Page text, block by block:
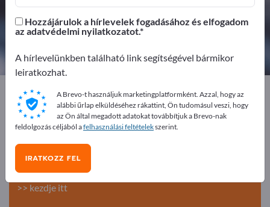
Forgalmazó
Exportpages
Vegyipar és gyógyszergyártás
Szervetlen vegyszerek
Szervetlen vegyszerek
Hirdessen ingyen az Exportpages-
en!
Keresés – Ajánlatok – Használt áruk – Üzleti kapcsolatok
>> kezdje itt
Hozzájárulok a hírlevelek fogadásához és elfogadom
az adatvédelmi nyilatkozatot.
A hírlevelünkben található link segítségével bármikor
leiratkozhat.
A Brevo-t használjuk marketingplatformként. Azzal, hogy az
alábbi űrlap elküldéséhez rákattint, Ön tudomásul veszi, hogy
az Ön által megadott adatokat továbbítjuk a Brevo-nak
feldolgozás céljából afelhasználási feltételekszerint.
IRATKOZZ FEL